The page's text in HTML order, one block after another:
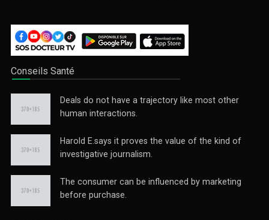
Conseils Santé
Deals do not have a trajectory like most other
human interactions.
Harold E.says it proves the value of the kind of
investigative journalism.
The consumer can be influenced by marketing
before purchase.